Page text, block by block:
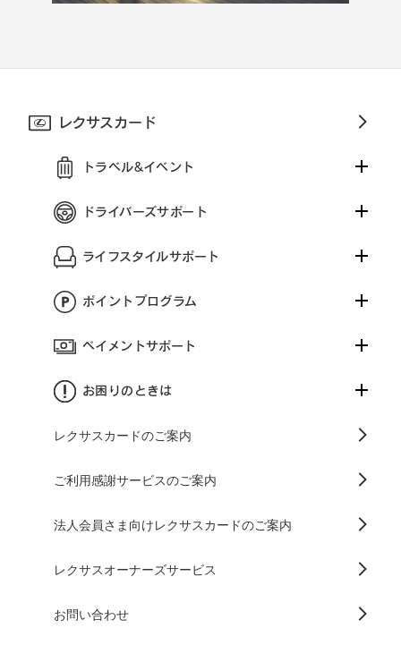
レクサスカード
トラベル&イベント
ドライバーズサポート
ライフスタイルサポート
ポイントプログラム
ペイメントサポート
お困りのときは
レクサスカードのご案内
ご利用感謝サービスのご案内
法人会員さま向けレクサスカードのご案内
レクサスオーナーズサービス
お問い合わせ